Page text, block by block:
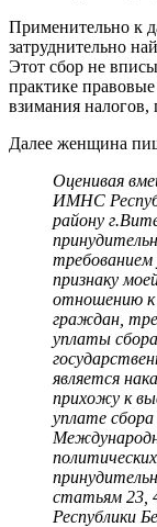
Применительно к
затруднительно
Этот сбор не
практике
взимания
Далее женщина
Оценивая
ИМНС
району
признаку
отношению
граждан,
уплаты
является
прихожу к
уплате
статьям 23,
Республики